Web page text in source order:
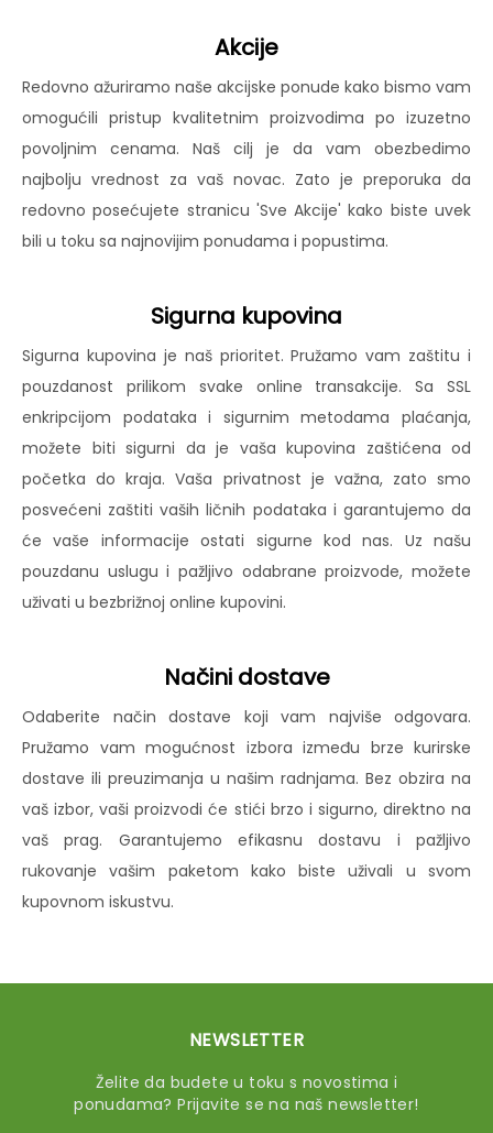
Akcije
Redovno ažuriramo naše akcijske ponude kako bismo vam
omogućili pristup kvalitetnim proizvodima po izuzetno
povoljnim cenama. Naš cilj je da vam obezbedimo
najbolju vrednost za vaš novac. Zato je preporuka da
redovno posećujete stranicu 'Sve Akcije' kako biste uvek
bili u toku sa najnovijim ponudama i popustima.
Sigurna kupovina
Sigurna kupovina je naš prioritet. Pružamo vam zaštitu i
pouzdanost prilikom svake online transakcije. Sa SSL
enkripcijom podataka i sigurnim metodama plaćanja,
možete biti sigurni da je vaša kupovina zaštićena od
početka do kraja. Vaša privatnost je važna, zato smo
posvećeni zaštiti vaših ličnih podataka i garantujemo da
će vaše informacije ostati sigurne kod nas. Uz našu
pouzdanu uslugu i pažljivo odabrane proizvode, možete
uživati u bezbrižnoj online kupovini.
Načini dostave
Odaberite način dostave koji vam najviše odgovara.
Pružamo vam mogućnost izbora između brze kurirske
dostave ili preuzimanja u našim radnjama. Bez obzira na
vaš izbor, vaši proizvodi će stići brzo i sigurno, direktno na
vaš prag. Garantujemo efikasnu dostavu i pažljivo
rukovanje vašim paketom kako biste uživali u svom
kupovnom iskustvu.
NEWSLETTER
Želite da budete u toku s novostima i
ponudama? Prijavite se na naš newsletter!